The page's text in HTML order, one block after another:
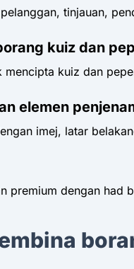
tinjauan,
kuiz dan
mencipta kuiz dan
elemen
imej, latar
premium dengan